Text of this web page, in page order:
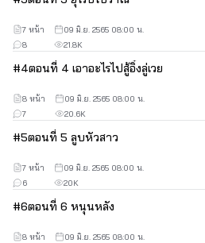
ผู้แปล : ฉ่าย
ภาพปก :
[真千金她是全能大
©2022 Ink Stone Entertainment
Thai translation rights arranged
Stone Entertainment
21.8K
8
7 หน้า 09 มิ.ย. 2565 08:00 น.
#4ตอนที่ 4 เอาอะไรไปสู้อิ๋งลู่เวย
20.6K
7
8 หน้า 09 มิ.ย. 2565 08:00 น.
#5ตอนที่ 5 ลูบหัวสาว
20K
6
7 หน้า 09 มิ.ย. 2565 08:00 น.
#6ตอนที่ 6 หนุนหลัง
8 หน้า 09 มิ.ย. 2565 08:00 น.